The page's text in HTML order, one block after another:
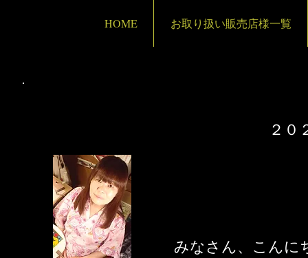
HOME お取り扱い販売店様一覧
２
みなさん、こんに